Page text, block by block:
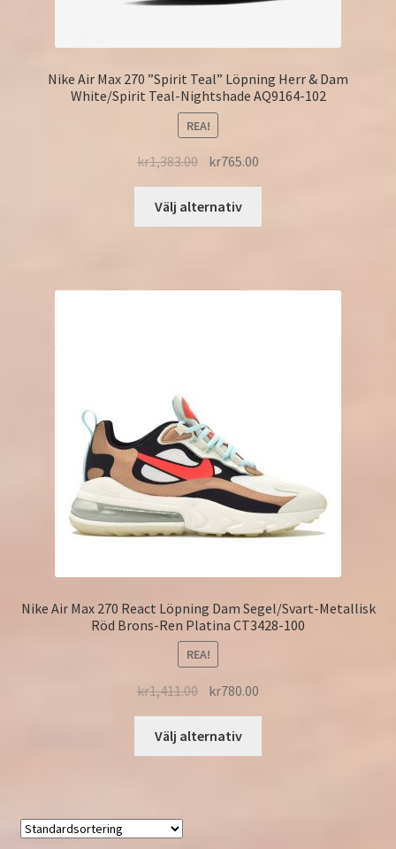
Nike Air Max 270 ”Spirit Teal” Löpning Herr & Dam
White/Spirit Teal-Nightshade AQ9164-102
REA!
kr1,383.00 kr765.00
Välj alternativ
Nike Air Max 270 React Löpning Dam Segel/Svart-Metallisk
Röd Brons-Ren Platina CT3428-100
REA!
kr1,411.00 kr780.00
Välj alternativ